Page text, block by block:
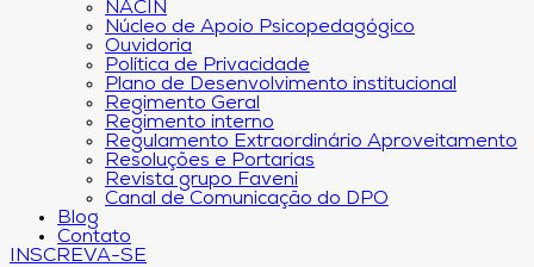
NACIN
Núcleo de Apoio Psicopedagógico
Ouvidoria
Política de Privacidade
Plano de Desenvolvimento institucional
Regimento Geral
Regimento interno
Regulamento Extraordinário Aproveitamento
Resoluções e Portarias
Revista grupo Faveni
Canal de Comunicação do DPO
Blog
Contato
INSCREVA-SE